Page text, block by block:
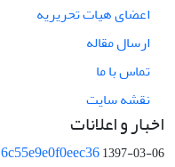
اعضای هیات تحریریه
ارسال مقاله
تماس با ما
نقشه سایت
اخبار و اعلانات
6c55e9e0f0eec361397-03-06